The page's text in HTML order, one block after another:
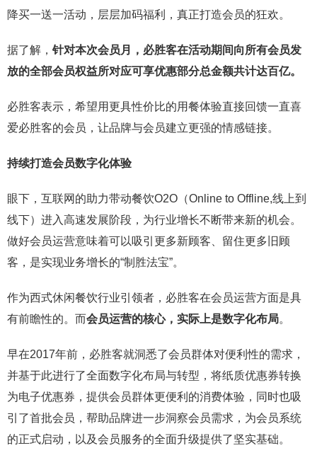
降买一送一活动，层层加码福利，真正打造会员的狂欢。
据了解， 针对本次会员月，必胜客在活动期间向所有会员发
放的全部会员权益所对应可享优惠部分总金额共计达百亿。
必胜客表示，希望用更具性价比的用餐体验直接回馈一直喜
爱必胜客的会员，让品牌与会员建立更强的情感链接。
持续打造会员数字化体验
眼下，互联网的助力带动餐饮O2O（Online to Offline,线上到
线下）进入高速发展阶段，为行业增长不断带来新的机会。
做好会员运营意味着可以吸引更多新顾客、留住更多旧顾
客，是实现业务增长的“制胜法宝”。
作为西式休闲餐饮行业引领者，必胜客在会员运营方面是具
有前瞻性的。而会员运营的核心，实际上是数字化布局。
早在2017年前，必胜客就洞悉了会员群体对便利性的需求，
并基于此进行了全面数字化布局与转型，将纸质优惠券转换
为电子优惠券，提供会员群体更便利的消费体验，同时也吸
引了首批会员，帮助品牌进一步洞察会员需求，为会员系统
的正式启动，以及会员服务的全面升级提供了坚实基础。